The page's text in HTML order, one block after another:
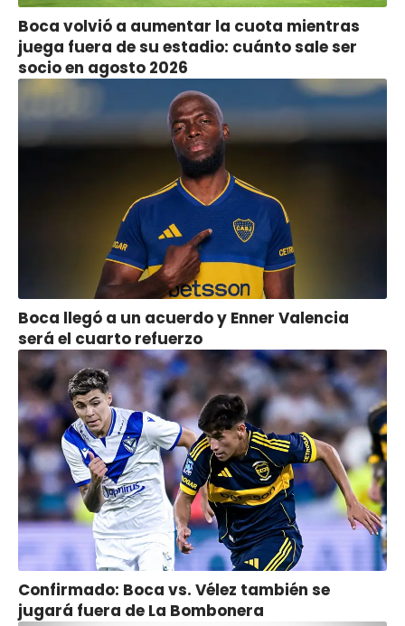
Boca volvió a aumentar la cuota mientras
juega fuera de su estadio: cuánto sale ser
socio en agosto 2026
Boca llegó a un acuerdo y Enner Valencia
será el cuarto refuerzo
Confirmado: Boca vs. Vélez también se
jugará fuera de La Bombonera